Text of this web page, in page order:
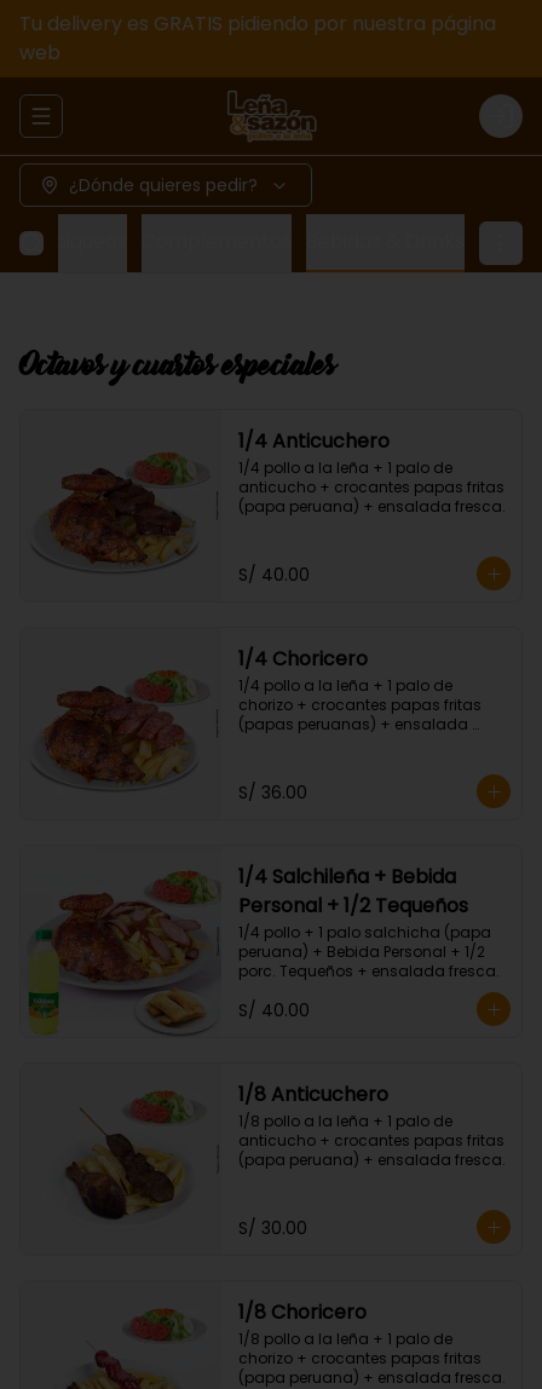
Tu delivery es GRATIS pidiendo por nuestra página
web
Abrir menu de navegación Login
¿Dónde quieres pedir?
y piqueos
Octavos y cuartos especiales
1/4 Anticuchero
1/4 pollo a la leña + 1 palo de
anticucho + crocantes papas fritas
(papa peruana) + ensalada fresca.
S/ 40.00
1/4 Choricero
1/4 pollo a la leña + 1 palo de
chorizo + crocantes papas fritas
(papas peruanas) + ensalada
S/ 36.00
1/4 Salchileña + Bebida
Personal + 1/2 Tequeños
1/4 pollo + 1 palo salchicha (papa
peruana) + Bebida Personal + 1/2
porc. Tequeños + ensalada fresca.
S/ 40.00
1/8 Anticuchero
1/8 pollo a la leña + 1 palo de
anticucho + crocantes papas fritas
(papa peruana) + ensalada fresca.
S/ 30.00
1/8 Choricero
1/8 pollo a la leña + 1 palo de
chorizo + crocantes papas fritas
(papa peruana) + ensalada fresca.